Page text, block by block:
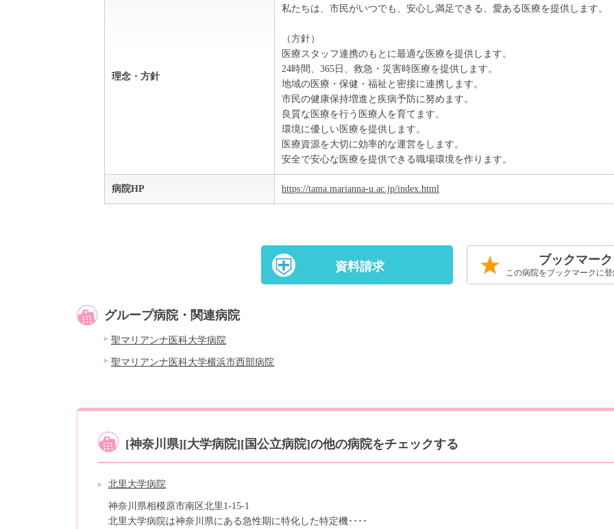
理念・方針
私たちは、市民がいつでも、安心し満足できる、愛ある医療を提供します。
（方針）
医療スタッフ連携のもとに最適な医療を提供します。
24時間、365日、救急・災害時医療を提供します。
地域の医療・保健・福祉と密接に連携します。
市民の健康保持増進と疾病予防に努めます。
良質な医療を行う医療人を育てます。
環境に優しい医療を提供します。
医療資源を大切に効率的な運営をします。
安全で安心な医療を提供できる職場環境を作ります。
病院HP https://tama.marianna-u.ac.jp/index.html
資料請求 ブックマーク
この病院をブックマークに
グループ病院・関連病院
聖マリアンナ医科大学病院
聖マリアンナ医科大学横浜市西部病院
[神奈川県][大学病院][国公立病院]の他の病院をチェックする
北里大学病院
神奈川県相模原市南区北里1-15-1
北里大学病院は神奈川県にある急性期に特化した特定機････